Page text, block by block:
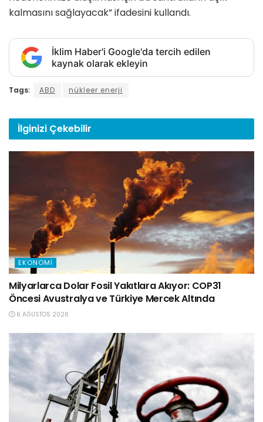
kalmasını sağlayacak” ifadesini kullandı.
İklim Haber'i Google'da tercih edilen
kaynak olarak ekleyin
Tags: ABD nükleer enerji
İlginizi Çekebilir
EKONOMI
Milyarlarca Dolar Fosil Yakıtlara Akıyor: COP31
Öncesi Avustralya ve Türkiye Mercek Altında
6 AĞUSTOS 2026